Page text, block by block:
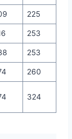
225
253
253
260
324